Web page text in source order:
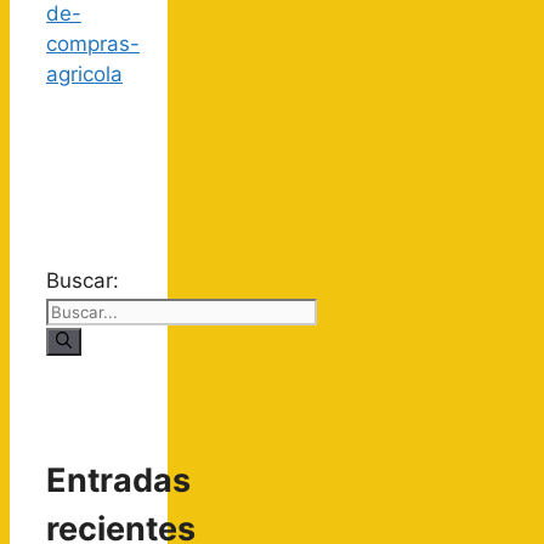
Buscar:
Entradas
recientes